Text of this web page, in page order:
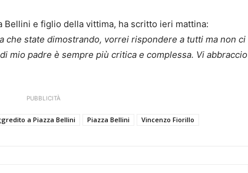
Bellini e figlio della vittima, ha scritto ieri mattina:
che state dimostrando, vorrei rispondere a tutti ma non ci
mio padre è sempre più critica e complessa. Vi abbraccio
PUBBLICITÀ
a Piazza Bellini Piazza Bellini Vincenzo Fiorillo